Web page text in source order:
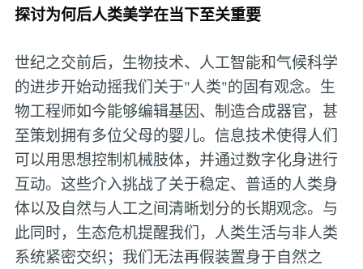
探讨为何后人类美学在当下至关重要
世纪之交前后，生物技术、人工智能和气候科学
的进步开始动摇我们关于"人类"的固有观念。生
物工程师如今能够编辑基因、制造合成器官，甚
至策划拥有多位父母的婴儿。信息技术使得人们
可以用思想控制机械肢体，并通过数字化身进行
互动。这些介入挑战了关于稳定、普适的人类身
体以及自然与人工之间清晰划分的长期观念。与
此同时，生态危机提醒我们，人类生活与非人类
系统紧密交织；我们无法再假装置身于自然之